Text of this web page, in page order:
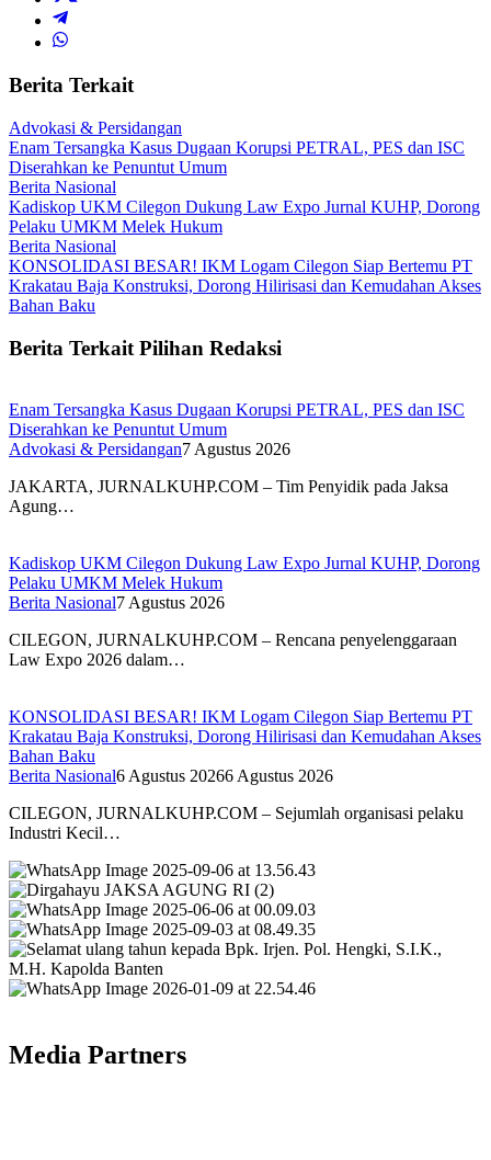
Berita Terkait
Advokasi & Persidangan
Enam Tersangka Kasus Dugaan Korupsi PETRAL, PES dan ISC
Diserahkan ke Penuntut Umum
Berita Nasional
Kadiskop UKM Cilegon Dukung Law Expo Jurnal KUHP, Dorong
Pelaku UMKM Melek Hukum
Berita Nasional
KONSOLIDASI BESAR! IKM Logam Cilegon Siap Bertemu PT
Krakatau Baja Konstruksi, Dorong Hilirisasi dan Kemudahan Akses
Bahan Baku
Berita Terkait Pilihan Redaksi
Enam Tersangka Kasus Dugaan Korupsi PETRAL, PES dan ISC
Diserahkan ke Penuntut Umum
Advokasi & Persidangan7 Agustus 2026
JAKARTA, JURNALKUHP.COM – Tim Penyidik pada Jaksa
Agung…
Kadiskop UKM Cilegon Dukung Law Expo Jurnal KUHP, Dorong
Pelaku UMKM Melek Hukum
Berita Nasional7 Agustus 2026
CILEGON, JURNALKUHP.COM – Rencana penyelenggaraan
Law Expo 2026 dalam…
KONSOLIDASI BESAR! IKM Logam Cilegon Siap Bertemu PT
Krakatau Baja Konstruksi, Dorong Hilirisasi dan Kemudahan Akses
Bahan Baku
Berita Nasional6 Agustus 20266 Agustus 2026
CILEGON, JURNALKUHP.COM – Sejumlah organisasi pelaku
Industri Kecil…
Media Partners